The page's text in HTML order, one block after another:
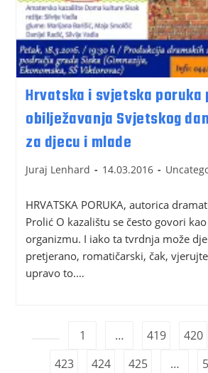
Hrvatska i svjetska poruka
obilježavanja Svjetskog
za djecu i mlade
Juraj Lenhard 14.03.2016
HRVATSKA PORUKA, autorica
Prolić O kazalištu se često govori
organizmu. I iako ta tvrdnja može
pretjerano, romatičarski, čak,
upravo to.…
1 … 419 420
423
424 425 …